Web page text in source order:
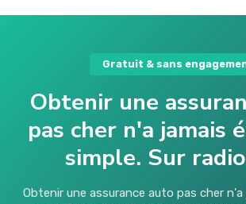
Gratuit & sans
Obtenir une
pas cher n'a jamais
simple. Sur
Obtenir une assurance auto pas cher